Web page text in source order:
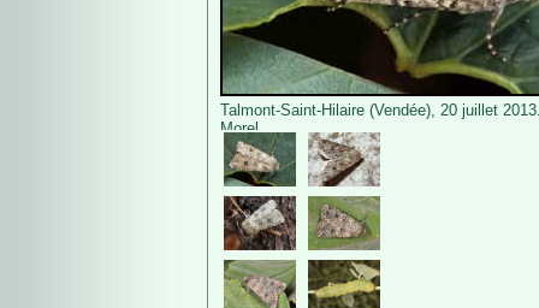
Talmont-Saint-Hilaire (Vendée), 20 juillet
Morel.